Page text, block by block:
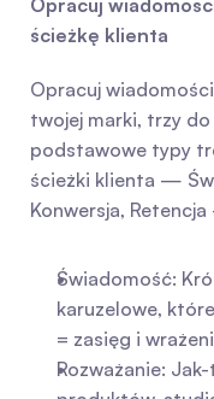
Opracuj
ścieżkę klienta
Opracuj
twojej marki, trzy
podstawowe typy
ścieżki klienta —
Konwersja,
Świadomość:
karuzelowe,
= zasięg i
Rozważanie: